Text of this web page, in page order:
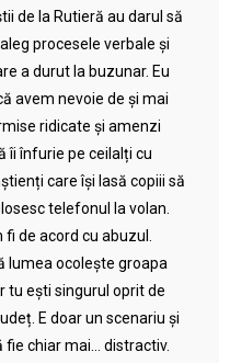
de la Rutieră au darul să
procesele verbale și
a durut la buzunar. Eu
avem nevoie de și mai
ridicate și amenzi
îi înfurie pe ceilalți cu
care își lasă copiii să
telefonul la volan.
de acord cu abuzul.
lumea ocolește groapa
tu ești singurul oprit de
E doar un scenariu și
fie chiar mai… distractiv.